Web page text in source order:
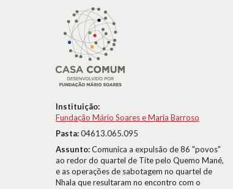
Instituição:
Fundação Mário Soares e Maria Barroso
Pasta:04613.065.095
Assunto:Comunica a expulsão de 86 "povos"
ao redor do quartel de Tite pelo Quemo Mané,
e as operações de sabotagem no quartel de
Nhala que resultaram no encontro com o